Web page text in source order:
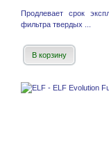
Продлевает срок
фильтра твердых ...
В корзину